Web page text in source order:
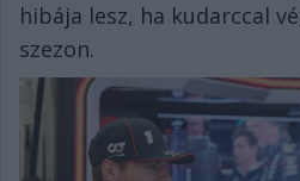
hibája lesz, ha kudarccal
szezon.